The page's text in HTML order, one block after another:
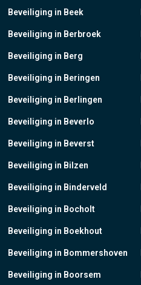
Beveiliging in Beek
Beveiliging in Berbroek
Beveiliging in Berg
Beveiliging in Beringen
Beveiliging in Berlingen
Beveiliging in Beverlo
Beveiliging in Beverst
Beveiliging in Bilzen
Beveiliging in Binderveld
Beveiliging in Bocholt
Beveiliging in Boekhout
Beveiliging in Bommershoven
Beveiliging in Boorsem